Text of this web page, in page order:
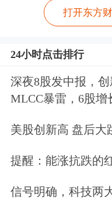
收入增长相对
首席分析师张凯
景下，具有“保
红险占比将持续
打开东方
24小时点击排行
深夜8股发中报，创
MLCC暴雷，6股增
美股创新高 盘后大
提醒：能涨抗跌的
信号明确，科技两